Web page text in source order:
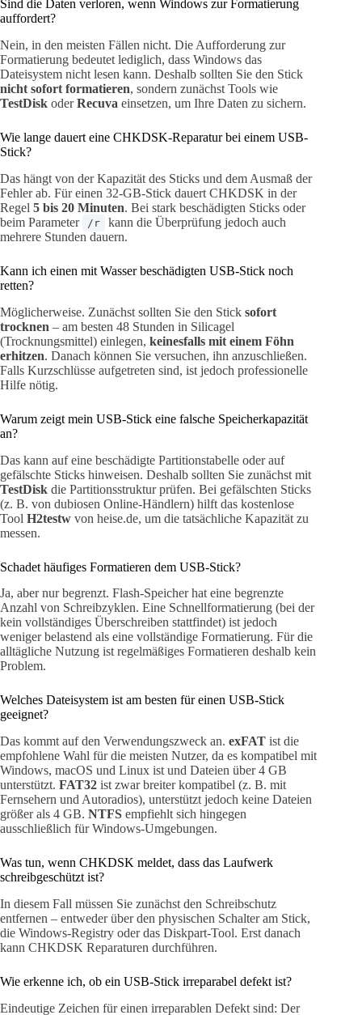
Sind die Daten verloren, wenn Windows zur Formatierung
auffordert?
Nein, in den meisten Fällen nicht. Die Aufforderung zur
Formatierung bedeutet lediglich, dass Windows das
Dateisystem nicht lesen kann. Deshalb sollten Sie den Stick
nicht sofort formatieren, sondern zunächst Tools wie
TestDisk oderRecuva einsetzen, um Ihre Daten zu sichern.
Wie lange dauert eine CHKDSK-Reparatur bei einem USB-
Stick?
Das hängt von der Kapazität des Sticks und dem Ausmaß der
Fehler ab. Für einen 32-GB-Stick dauert CHKDSK in der
Regel 5 bis 20 Minuten. Bei stark beschädigten Sticks oder
beim Parameter
/r
kann die Überprüfung jedoch auch
mehrere Stunden dauern.
Kann ich einen mit Wasser beschädigten USB-Stick noch
retten?
Möglicherweise. Zunächst sollten Sie den Stick sofort
trocknen – am besten 48 Stunden in Silicagel
(Trocknungsmittel) einlegen, keinesfalls mit einem Föhn
erhitzen. Danach können Sie versuchen, ihn anzuschließen.
Falls Kurzschlüsse aufgetreten sind, ist jedoch professionelle
Hilfe nötig.
Warum zeigt mein USB-Stick eine falsche Speicherkapazität
an?
Das kann auf eine beschädigte Partitionstabelle oder auf
gefälschte Sticks hinweisen. Deshalb sollten Sie zunächst mit
TestDisk die Partitionsstruktur prüfen. Bei gefälschten Sticks
(z. B. von dubiosen Online-Händlern) hilft das kostenlose
Tool H2testw von heise.de, um die tatsächliche Kapazität zu
messen.
Schadet häufiges Formatieren dem USB-Stick?
Ja, aber nur begrenzt. Flash-Speicher hat eine begrenzte
Anzahl von Schreibzyklen. Eine Schnellformatierung (bei der
kein vollständiges Überschreiben stattfindet) ist jedoch
weniger belastend als eine vollständige Formatierung. Für die
alltägliche Nutzung ist regelmäßiges Formatieren deshalb kein
Problem.
Welches Dateisystem ist am besten für einen USB-Stick
geeignet?
Das kommt auf den Verwendungszweck an. exFAT ist die
empfohlene Wahl für die meisten Nutzer, da es kompatibel mit
Windows, macOS und Linux ist und Dateien über 4 GB
unterstützt. FAT32 ist zwar breiter kompatibel (z. B. mit
Fernsehern und Autoradios), unterstützt jedoch keine Dateien
größer als 4 GB. NTFS empfiehlt sich hingegen
ausschließlich für Windows-Umgebungen.
Was tun, wenn CHKDSK meldet, dass das Laufwerk
schreibgeschützt ist?
In diesem Fall müssen Sie zunächst den Schreibschutz
entfernen – entweder über den physischen Schalter am Stick,
die Windows-Registry oder das Diskpart-Tool. Erst danach
kann CHKDSK Reparaturen durchführen.
Wie erkenne ich, ob ein USB-Stick irreparabel defekt ist?
Eindeutige Zeichen für einen irreparablen Defekt sind: Der